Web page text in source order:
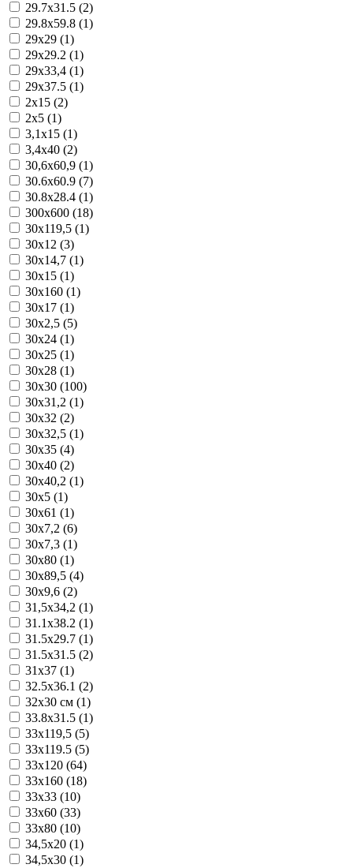
29.7x31.5 (2)
29.8x59.8 (1)
29x29 (1)
29x29.2 (1)
29x33,4 (1)
29x37.5 (1)
2x15 (2)
2x5 (1)
3,1x15 (1)
3,4x40 (2)
30,6x60,9 (1)
30.6x60.9 (7)
30.8x28.4 (1)
300x600 (18)
30x119,5 (1)
30x12 (3)
30x14,7 (1)
30x15 (1)
30x160 (1)
30x17 (1)
30x2,5 (5)
30x24 (1)
30x25 (1)
30x28 (1)
30x30 (100)
30x31,2 (1)
30x32 (2)
30x32,5 (1)
30x35 (4)
30x40 (2)
30x40,2 (1)
30x5 (1)
30x61 (1)
30x7,2 (6)
30x7,3 (1)
30x80 (1)
30x89,5 (4)
30x9,6 (2)
31,5x34,2 (1)
31.1x38.2 (1)
31.5x29.7 (1)
31.5x31.5 (2)
31x37 (1)
32.5x36.1 (2)
32x30 см (1)
33.8x31.5 (1)
33x119,5 (5)
33x119.5 (5)
33x120 (64)
33x160 (18)
33x33 (10)
33x60 (33)
33x80 (10)
34,5x20 (1)
34,5x30 (1)